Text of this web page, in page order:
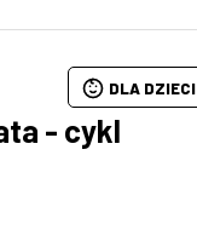
- cykl
DLA DZIECI